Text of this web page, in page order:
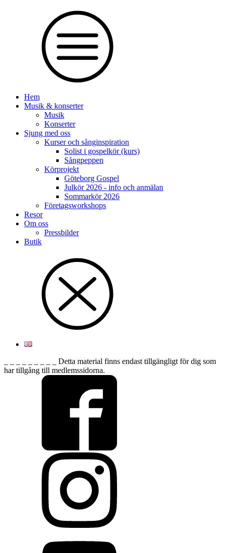
Hem
Musik & konserter
Musik
Konserter
Sjung med oss
Kurser och sånginspiration
Solist i gospelkör (kurs)
Sångpeppen
Körprojekt
Göteborg Gospel
Julkör 2026 - info och anmälan
Sommarkör 2026
Företagsworkshops
Resor
Om oss
Pressbilder
Butik
_ _ _ _ _ _ _ _ _ Detta material finns endast tillgängligt för dig som
har tillgång till medlemssidorna.